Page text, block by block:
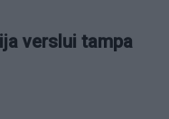
verslui tampa